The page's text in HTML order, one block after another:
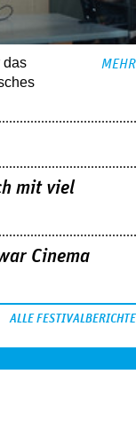
das
MEHR
mit viel
Cinema
ALLE FESTIVALBERICHTE